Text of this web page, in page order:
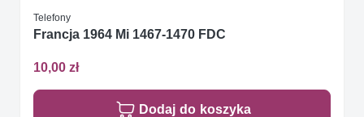
Telefony
Francja 1964 Mi 1467-1470 FDC
10,00 zł
Dodaj do koszyka